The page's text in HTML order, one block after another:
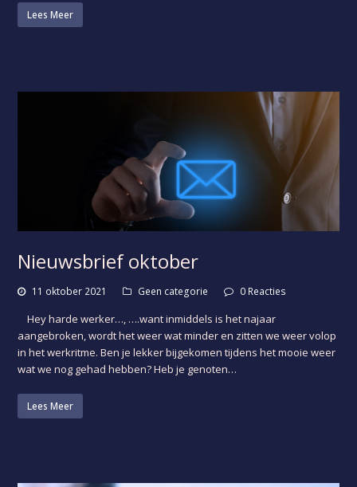
Lees Meer
Nieuwsbrief oktober
11 oktober 2021 Geen categorie 0 Reacties
Hey harde werker…, ….want inmiddels is het najaar
aangebroken, wordt het weer wat minder en zitten we weer volop
in het werkritme. Ben je lekker bijgekomen tijdens het mooie weer
wat we nog gehad hebben? Heb je genoten…
Lees Meer